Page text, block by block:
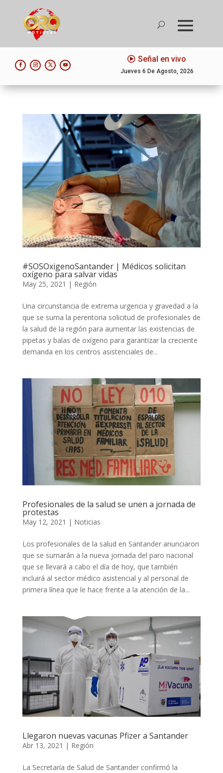
Señal en vivo
Jueves 6 De Agosto, 2026
#SOSOxigenoSantander | Médicos solicitan
oxígeno para salvar vidas
May 25, 2021 | Región
Una circunstancia de extrema urgencia y gravedad a la
que se suma la perentoria solicitud de profesionales de
la salud de la región para aumentar las existencias de
pipetas y balas de oxígeno para garantizar la creciente
demanda en los centros asistenciales de...
Profesionales de la salud se unen a jornada de
protestas
May 12, 2021 | Noticias
Los profesionales de la salud en Santander anunciaron
que se sumarán a la nueva jornada del paro nacional
que se llevará a cabo el día de hoy, que también
incluirá al sector médico asistencial y al personal de
primera línea que le hace frente a la atención de la...
Llegaron nuevas vacunas Pfizer a Santander
Abr 13, 2021 | Región
La Secretaría de Salud de Santander confirmó la